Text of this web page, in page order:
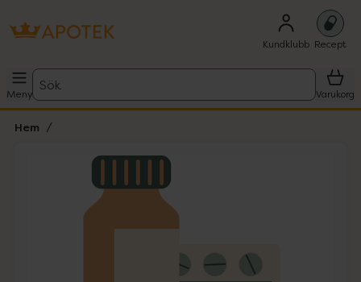
Kundklubb Recept
Meny
Sök
Varukorg
Hem
Lista: . Innehåller 1 objekt.